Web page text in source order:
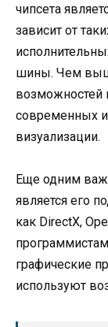
чипсета
зависит от
шины. Чем
возможностей
современных
визуализации.
Еще одним
является его
как DirectX,
графические
используют